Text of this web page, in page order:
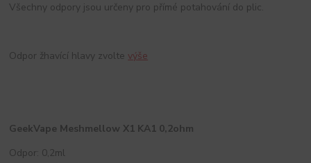
Všechny odpory jsou určeny pro přímé potahování do plic.
Odpor žhavící hlavy zvoltevýše
GeekVape Meshmellow X1 KA1 0,2ohm
Odpor: 0,2ml